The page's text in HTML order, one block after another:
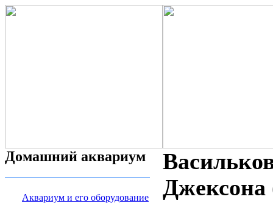
Домашний аквариум
Аквариум и его оборудование
Джексона